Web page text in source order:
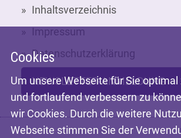
Inhaltsverzeichnis
Impressum
Datenschutzerklärung
NEWSLETTER-ANMELDUNG
Cookies
Um unsere Webseite für Sie
und fortlaufend verbessern zu
wir Cookies. Durch die weitere
Webseite stimmen Sie der